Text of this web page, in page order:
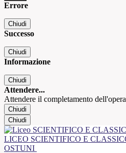
Errore
Chiudi
Successo
Chiudi
Informazione
Chiudi
Attendere...
Attendere il completamento
Chiudi
Chiudi
LICEO SCIENTIFICO E
OSTUNI